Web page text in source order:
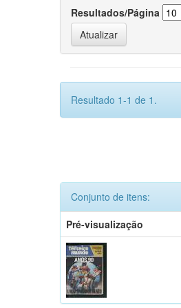
Resultados/Página
Resultado 1-1 de 1.
Conjunto de itens:
Pré-visualização